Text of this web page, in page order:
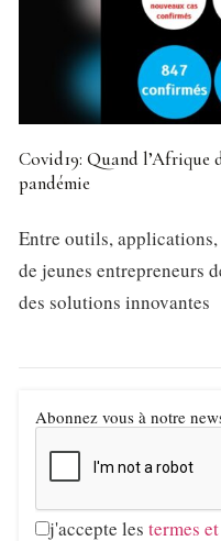
Covid19: Quand
pandémie
Entre outils, applications,
de jeunes entrepreneurs
des solutions innovantes
Abonnez vous à notre
j'accepte les termes